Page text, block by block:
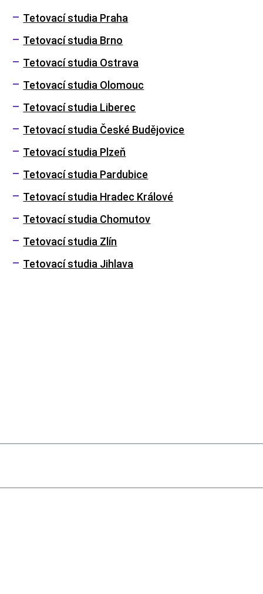
Tetovací studia Praha
Tetovací studia Brno
Tetovací studia Ostrava
Tetovací studia Olomouc
Tetovací studia Liberec
Tetovací studia České Budějovice
Tetovací studia Plzeň
Tetovací studia Pardubice
Tetovací studia Hradec Králové
Tetovací studia Chomutov
Tetovací studia Zlín
Tetovací studia Jihlava